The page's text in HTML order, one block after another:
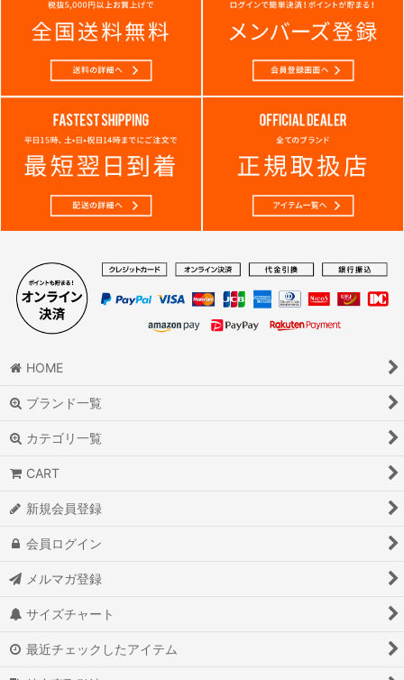
HOME
ブランド一覧
カテゴリ一覧
CART
新規会員登録
会員ログイン
メルマガ登録
サイズチャート
最近チェックしたアイテム